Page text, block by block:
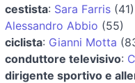
cestista: Sara Farris (41)
Alessandro Abbio (55)
ciclista: Gianni Motta
conduttore televisivo:
dirigente sportivo e